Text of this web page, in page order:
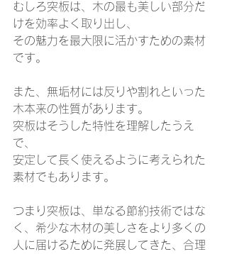
むしろ突板は、木の最も美しい部分だ
けを効率よく取り出し、
その魅力を最大限に活かすための素材
です。
また、無垢材には反りや割れといった
木本来の性質があります。
突板はそうした特性を理解したうえ
で、
安定して長く使えるように考えられた
素材でもあります。
つまり突板は、単なる節約技術ではな
く、希少な木材の美しさをより多くの
人に届けるために発展してきた、合理